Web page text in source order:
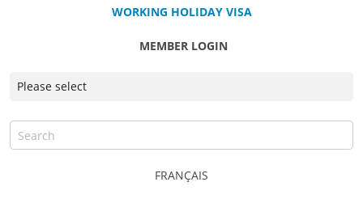
WORKING HOLIDAY VISA
MEMBER LOGIN
FRANÇAIS